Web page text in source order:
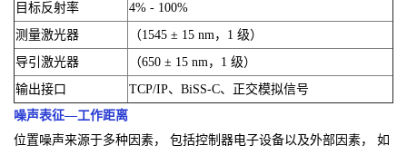
目标反射率
4% - 100%
测量激光器
（1545 ± 15 nm，1 级）
导引激光器
（650 ± 15 nm，1 级）
输出接口
TCP/IP、BiSS-C、正交模拟信号
噪声表征—工作距离
位置噪声来源于多种因素， 包括控制器电子设备以及外部因素， 如